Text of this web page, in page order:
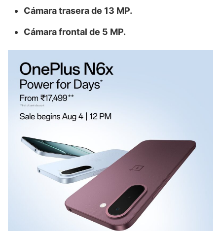
Cámara trasera de 13 MP.
Cámara frontal de 5 MP.